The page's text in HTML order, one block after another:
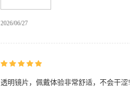
2026/06/27
透明镜片，佩戴体验非常舒适，不会干涩!